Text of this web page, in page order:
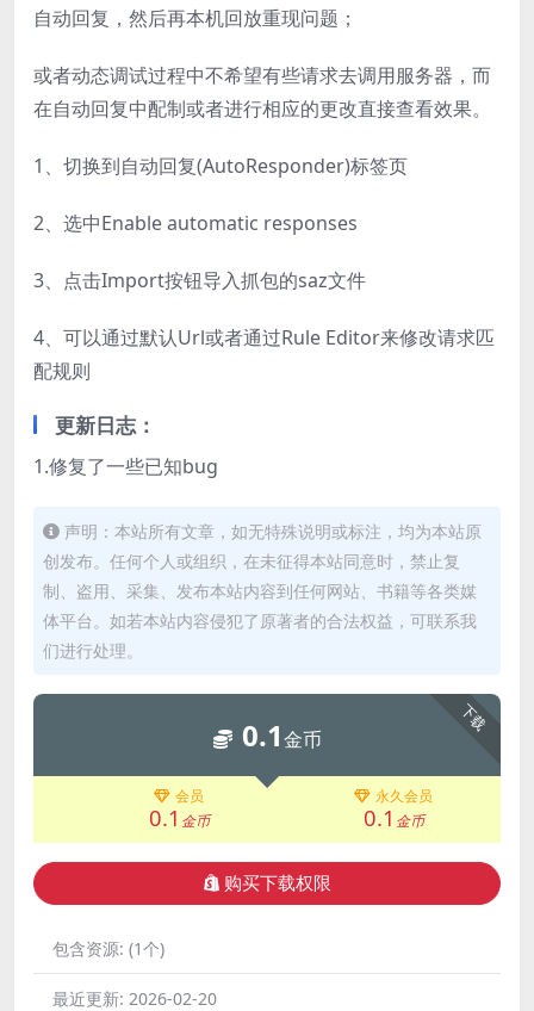
自动回复，然后再本机回放重现问题；
或者动态调试过程中不希望有些请求去调用服务器，而
在自动回复中配制或者进行相应的更改直接查看效果。
1、切换到自动回复(AutoResponder)标签页
2、选中Enable automatic responses
3、点击Import按钮导入抓包的saz文件
4、可以通过默认Url或者通过Rule Editor来修改请求匹
配规则
更新日志：
1.修复了一些已知bug
声明：本站所有文章，如无特殊说明或标注，均为本站原
创发布。任何个人或组织，在未征得本站同意时，禁止复
制、盗用、采集、发布本站内容到任何网站、书籍等各类媒
体平台。如若本站内容侵犯了原著者的合法权益，可联系我
们进行处理。
下载
0.1金币
会员
0.1 金币
永久会员
0.1 金币
购买下载权限
包含资源: (1个)
最近更新: 2026-02-20